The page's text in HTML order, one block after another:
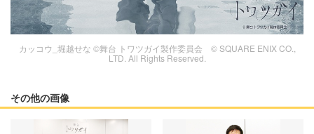
カッコウ_堀越せな ©舞台 トワツガイ製作委員会 © SQUARE ENIX CO.,
LTD. All Rights Reserved.
その他の画像